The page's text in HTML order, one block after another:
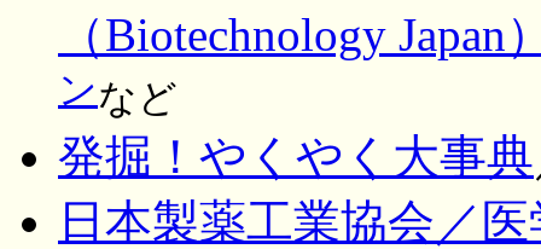
（Biotechnology Japan
ンなど
発掘！やくやく大事典
日本製薬工業協会／